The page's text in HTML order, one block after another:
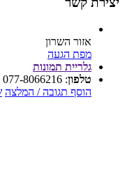
אזור השרון
מפת הגעה
גלריית תמונות
טלפון:
077-8066216
הוסף תגובה / המלצה